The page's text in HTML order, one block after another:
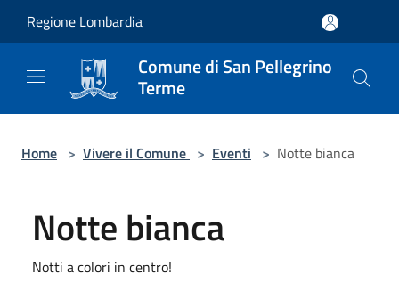
Regione Lombardia
Comune di San Pellegrino
Terme
Home > Vivere il Comune > Eventi > Notte bianca
Notte bianca
Notti a colori in centro!